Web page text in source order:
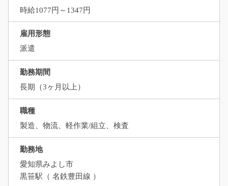
時給1077円～1347円
雇用形態
派遣
勤務期間
長期（3ヶ月以上）
職種
製造、物流、軽作業/組立、検査
勤務地
愛知県みよし市
黒笹駅（ 名鉄豊田線 ）